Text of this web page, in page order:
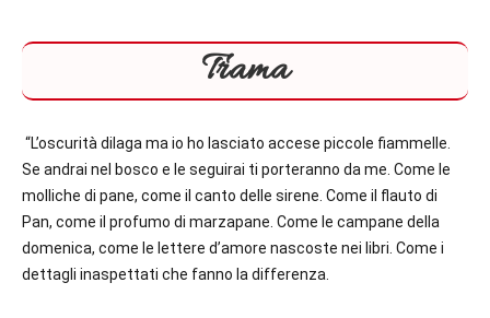
Trama
“L’oscurità dilaga ma io ho lasciato accese piccole fiammelle.
Se andrai nel bosco e le seguirai ti porteranno da me. Come le
molliche di pane, come il canto delle sirene. Come il flauto di
Pan, come il profumo di marzapane. Come le campane della
domenica, come le lettere d’amore nascoste nei libri. Come i
dettagli inaspettati che fanno la differenza.